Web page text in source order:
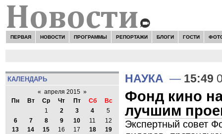
ПЕРВАЯ НОВОСТИ ПРОГРАММЫ РЕПОРТАЖИ БЛОГИ ГОСТИ
КАЛЕНДАРЬ
« апреля 2015 »
Пн
Вт Ср Чт Пт Сб
Вс
1
2 3 4
5
6
7 8 9 10 11
12
13
14 15 16 17 18
19
НАУКА — 15:49
Фонд кино
лучшим
Экспертный совет